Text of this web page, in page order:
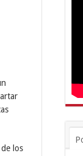
los